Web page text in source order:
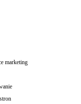
marketing